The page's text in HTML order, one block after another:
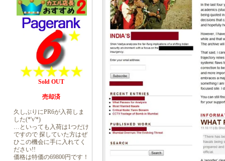
Sold OUT
売却済
久しぶりにPR6が入荷しま
した(*'v'*)
…といっても入荷は1つだけ
ですので 探していた方はぜ
ひこの機会に手に入れてく
ださい!!
価格は特価の69800円です！